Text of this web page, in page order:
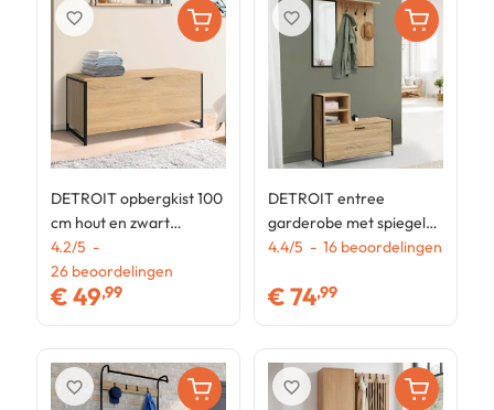
DETROIT opbergkist 100
cm hout en zwart
industrieel ontwerp
4.2/5 -
26 beoordelingen
€49,99
favorite_border
favorite_border
DETROIT entree
garderobe met spiegel
en industrieel design
4.4/5 - 16 beoordelingen
€74,99
favorite_border
favorite_border